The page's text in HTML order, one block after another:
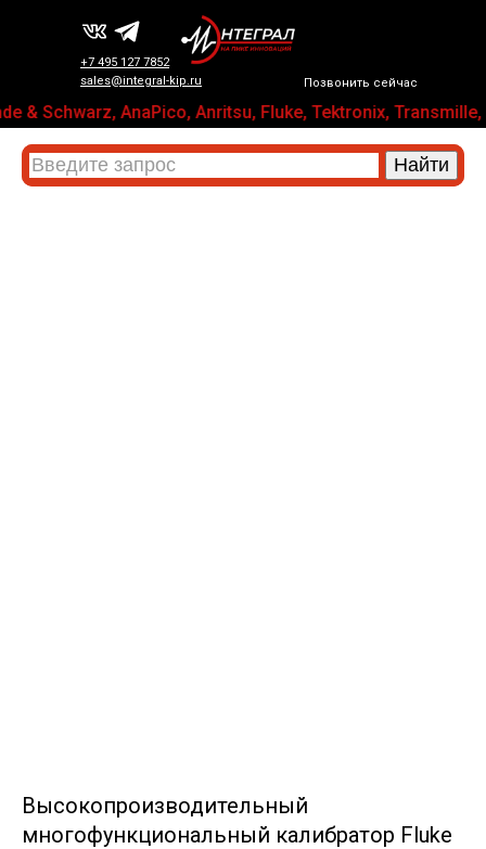
Позвонить сейчас
+7 495 127 7852
sales@integral-kip.ru
Schwarz, AnaPico, Anritsu, Fluke, Tektronix,
Высокопроизводительный
многофункциональный калибратор Fluke